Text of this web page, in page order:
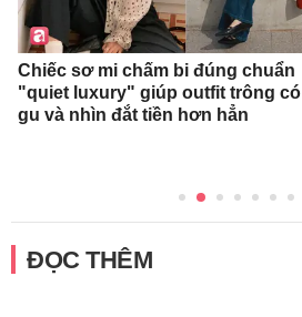
Chiếc sơ mi chấm bi đúng chuẩn
"quiet luxury" giúp outfit trông có
gu và nhìn đắt tiền hơn hẳn
ĐỌC THÊM